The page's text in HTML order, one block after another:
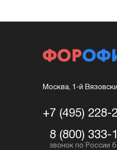
Москва, 1-й
+7 (495) 228-
8 (800) 333-